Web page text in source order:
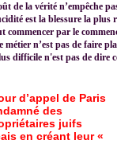
de la vérité n’empêche
est la blessure la plus
commencer par le
métier n’est pas de faire
difficile n'est pas de dire
d’appel de Paris
des
juifs
en créant leur «